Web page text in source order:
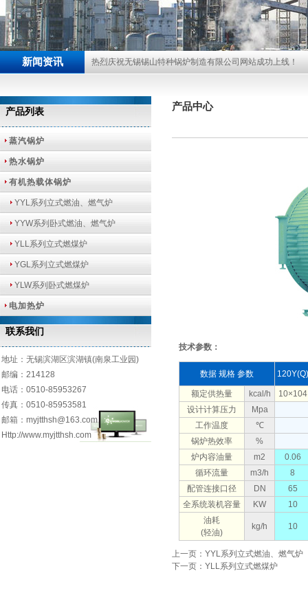
新闻资讯 热烈庆祝无锡锡山特种锅炉制造有限公司网站成功上线！
产品列表
蒸汽锅炉
热水锅炉
有机热载体锅炉
YYL系列立式燃油、燃气炉
YYW系列卧式燃油、燃气炉
YLL系列立式燃煤炉
YGL系列立式燃煤炉
YLW系列卧式燃煤炉
电加热炉
联系我们
地址：无锡滨湖区滨湖镇(南泉工业园)
邮编：214128
电话：0510-85953267
传真：0510-85953581
邮箱：myjtthsh@163.com
Http://www.myjtthsh.com
产品中心
技术参数：
数据 规格 参数 120Y(Q)
额定供热量 kcal/h
10×104
设计计算压力
Mpa
工作温度
℃
锅炉热效率
%
炉内容油量
m2
0.06
循环流量
m3/h
8
配管连接口径
DN
65
全系统装机容量
KW
10
油耗
(轻油)
kg/h 10
上一页：YYL系列立式燃油、燃气炉
下一页：YLL系列立式燃煤炉